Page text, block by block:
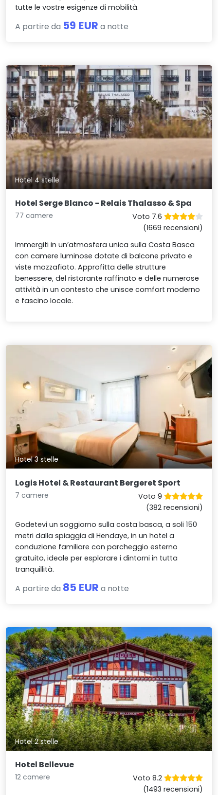
tutte le vostre esigenze di mobilità.
A partire da 59 EUR a notte
Hotel 4 stelle
Hotel Serge Blanco - Relais Thalasso & Spa
77 camere
Voto 7.6
(1669 recensioni)
Immergiti in un’atmosfera unica sulla Costa Basca
con camere luminose dotate di balcone privato e
viste mozzafiato. Approfitta delle strutture
benessere, del ristorante raffinato e delle numerose
attività in un contesto che unisce comfort moderno
e fascino locale.
Hotel 3 stelle
Logis Hotel & Restaurant Bergeret Sport
7 camere
Voto 9
(382 recensioni)
Godetevi un soggiorno sulla costa basca, a soli 150
metri dalla spiaggia di Hendaye, in un hotel a
conduzione familiare con parcheggio esterno
gratuito, ideale per esplorare i dintorni in tutta
tranquillità.
A partire da 85 EUR a notte
Hotel 2 stelle
Hotel Bellevue
12 camere
Voto 8.2
(1493 recensioni)